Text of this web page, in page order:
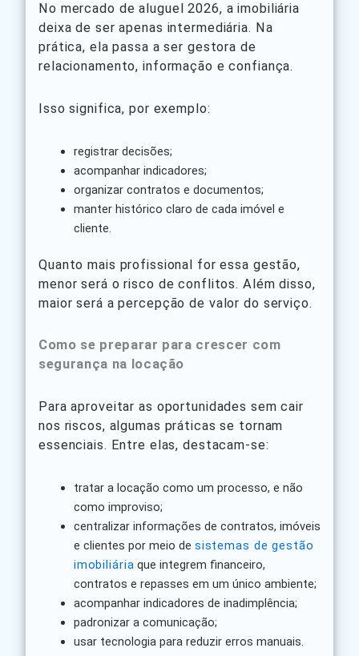
No mercado de aluguel 2026, a imobiliária
deixa de ser apenas intermediária. Na
prática, ela passa a ser gestora de
relacionamento, informação e confiança.
Isso significa, por exemplo:
registrar decisões;
acompanhar indicadores;
organizar contratos e documentos;
manter histórico claro de cada imóvel e
cliente.
Quanto mais profissional for essa gestão,
menor será o risco de conflitos. Além disso,
maior será a percepção de valor do serviço.
Como se preparar para crescer com
segurança na locação
Para aproveitar as oportunidades sem cair
nos riscos, algumas práticas se tornam
essenciais. Entre elas, destacam-se:
tratar a locação como um processo, e não
como improviso;
centralizar informações de contratos, imóveis
e clientes por meio de sistemas de gestão
imobiliária que integrem financeiro,
contratos e repasses em um único ambiente;
acompanhar indicadores de inadimplência;
padronizar a comunicação;
usar tecnologia para reduzir erros manuais.